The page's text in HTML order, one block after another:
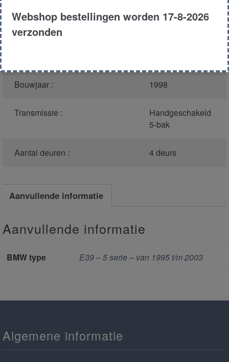
Motor type :
Bouwjaar : 1998
Transmissie :
Handgeschakeld
5-bak
Aantal deuren : 4 deurs
Aanvullende informatie
Aanvullende informatie
BMW type E39 – 5 serie – van 1995 t/m 2003
Algemene informatie
Webshop bestellingen worden 17-8-2026
verzonden